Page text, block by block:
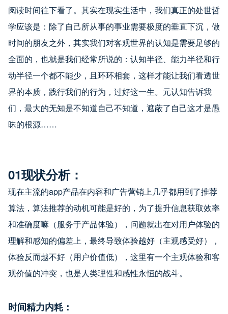
阅读时间往下看了。其实在现实生活中，我们真正的处世哲
学应该是：除了自己所从事的事业需要极度的垂直下沉，做
时间的朋友之外，其实我们对客观世界的认知是需要足够的
全面的，也就是我们经常所说的：认知半径、能力半径和行
动半径一个都不能少，且环环相套，这样才能让我们看透世
界的本质，践行我们的行为，过好这一生。元认知告诉我
们，最大的无知是不知道自己不知道，遮蔽了自己这才是愚
昧的根源……
01现状分析：
现在主流的app产品在内容和广告营销上几乎都用到了推荐
算法，算法推荐的动机可能是好的，为了提升信息获取效率
和准确度嘛（服务于产品体验），问题就出在对用户体验的
理解和感知的偏差上，最终导致体验越好（主观感受好），
体验反而越不好（用户价值低），这里有一个主观体验和客
观价值的冲突，也是人类理性和感性永恒的战斗。
时间精力内耗：